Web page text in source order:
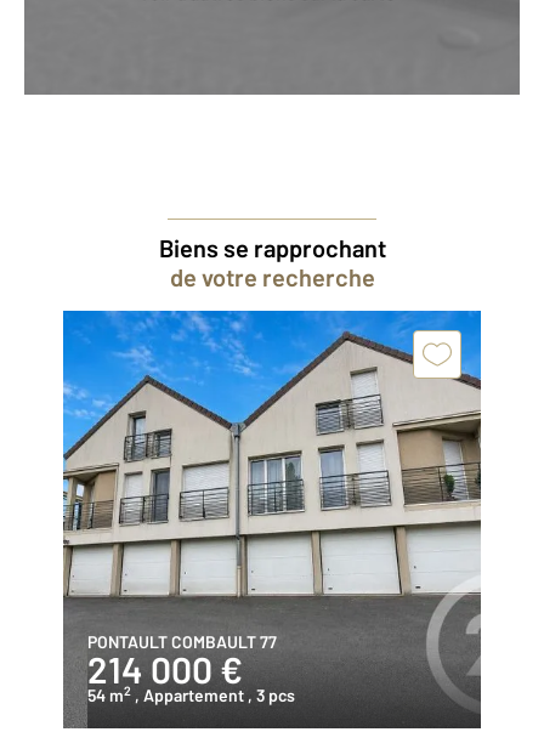
Biens se rapprochant
de votre recherche
PONTAULT COMBAULT 77
214 000 €
54 m2 , Appartement , 3 pcs